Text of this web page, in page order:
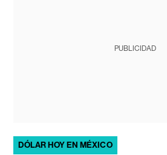
PUBLICIDAD
DÓLAR HOY EN MÉXICO